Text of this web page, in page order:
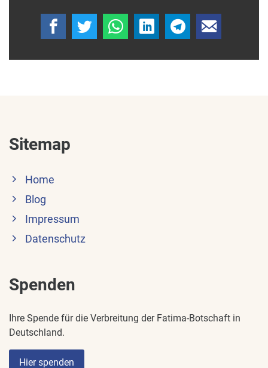
Sitemap
Home
Blog
Impressum
Datenschutz
Spenden
Ihre Spende für die Verbreitung der Fatima-Botschaft in
Deutschland.
Hier spenden